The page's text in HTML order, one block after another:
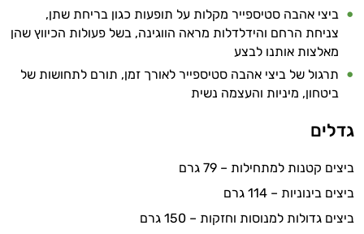
ביצי אהבה סטיספייר מקלות על תופעות כגון בריחת שתן,
צניחת הרחם והידלדלות מראה הווגינה, בשל פעולות הכיווץ שהן
מאלצות אותנו לבצע
תרגול של ביצי אהבה סטיספייר לאורך זמן, תורם לתחושות של
ביטחון, מיניות והעצמה נשית
גדלים
ביצים קטנות למתחילות – 79 גרם
ביצים בינוניות – 114 גרם
ביצים גדולות למנוסות וחזקות – 150 גרם
היי,
אני יועץ הבריאות האישי AI של טבע בריא.